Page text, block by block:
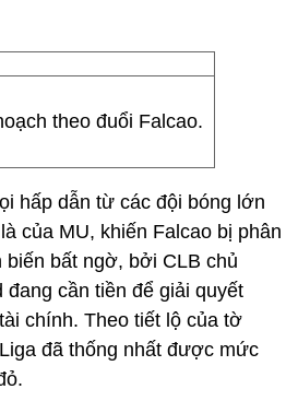
theo đuổi Falcao.
hấp dẫn từ các đội bóng lớn
của MU, khiến Falcao bị phân
biến bất ngờ, bởi CLB chủ
đang cần tiền để giải quyết
chính. Theo tiết lộ của tờ
đã thống nhất được mức